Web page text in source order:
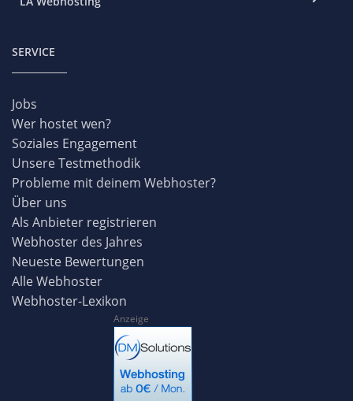
SERVICE
Jobs
Wer hostet wen?
Soziales Engagement
Unsere Testmethodik
Probleme mit deinem Webhoster?
Über uns
Als Anbieter registrieren
Webhoster des Jahres
Neueste Bewertungen
Alle Webhoster
Webhoster-Lexikon
Anzeige